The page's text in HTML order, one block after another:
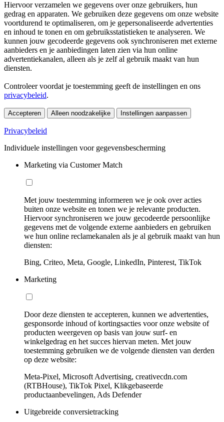
Hiervoor verzamelen we gegevens over onze gebruikers, hun
gedrag en apparaten. We gebruiken deze gegevens om onze website
voortdurend te optimaliseren, om je gepersonaliseerde advertenties
en inhoud te tonen en om gebruiksstatistieken te analyseren. We
kunnen jouw gecodeerde gegevens ook synchroniseren met externe
aanbieders en je aanbiedingen laten zien via hun online
advertentiekanalen, alleen als je zelf al gebruik maakt van hun
diensten.
Controleer voordat je toestemming geeft de instellingen en ons
privacybeleid.
Accepteren Alleen noodzakelijke Instellingen aanpassen
Privacybeleid
Individuele instellingen voor gegevensbescherming
Marketing via Customer Match
Met jouw toestemming informeren we je ook over acties
buiten onze website en tonen we je relevante producten.
Hiervoor synchroniseren we jouw gecodeerde persoonlijke
gegevens met de volgende externe aanbieders en gebruiken
we hun online reclamekanalen als je al gebruik maakt van hun
diensten:
Bing, Criteo, Meta, Google, LinkedIn, Pinterest, TikTok
Marketing
Door deze diensten te accepteren, kunnen we advertenties,
gesponsorde inhoud of kortingsacties voor onze website of
producten weergeven op basis van jouw surf- en
winkelgedrag en het succes hiervan meten. Met jouw
toestemming gebruiken we de volgende diensten van derden
op deze website:
Meta-Pixel, Microsoft Advertising, creativecdn.com
(RTBHouse), TikTok Pixel, Klikgebaseerde
productaanbevelingen, Ads Defender
Uitgebreide conversietracking